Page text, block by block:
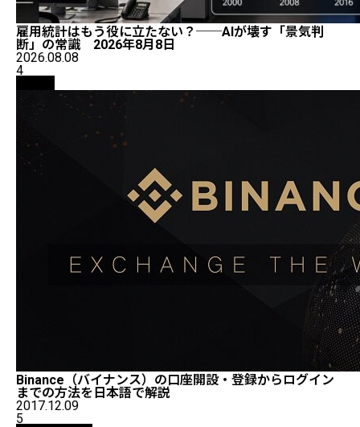
雇用統計はもう役に立たない？──AIが壊す「景気判
断」の常識 2026年8月8日
2026.08.08
4
Binance（バイナンス）の口座開設・登録からログイン
までの方法を日本語で解説
2017.12.09
5